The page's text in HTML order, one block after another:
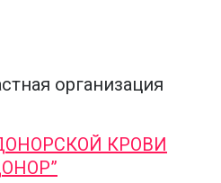
организация
КРОВИ